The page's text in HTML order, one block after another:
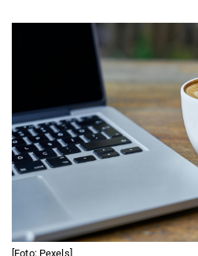
[Foto: Pexels]